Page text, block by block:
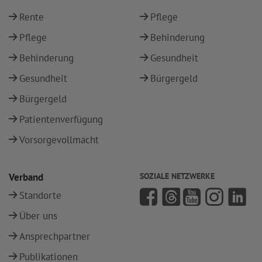
Rente
Pflege
Behinderung
Gesundheit
Bürgergeld
Patientenverfügung
Vorsorgevollmacht
Pflege
Behinderung
Gesundheit
Bürgergeld
Verband
Standorte
Über uns
Ansprechpartner
Publikationen
SOZIALE NETZWERKE